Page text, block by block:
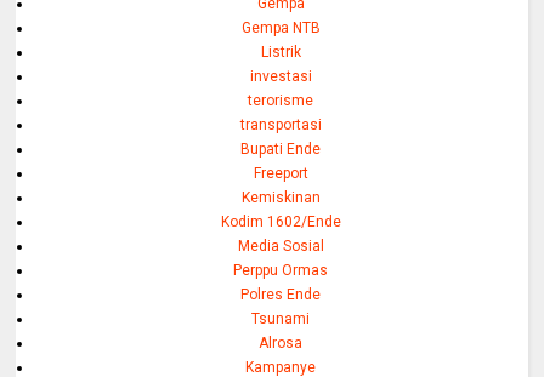
Gempa
Gempa NTB
Listrik
investasi
terorisme
transportasi
Bupati Ende
Freeport
Kemiskinan
Kodim 1602/Ende
Media Sosial
Perppu Ormas
Polres Ende
Tsunami
Alrosa
Kampanye